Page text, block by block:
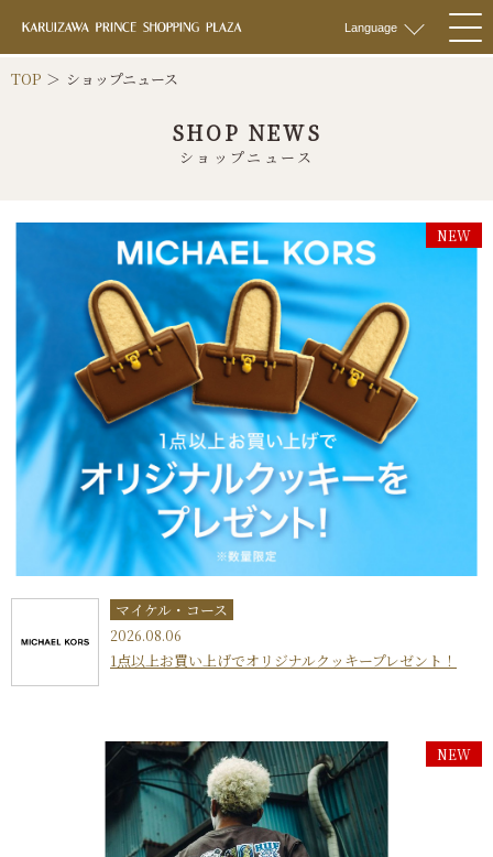
軽井沢 プリンス
Language
TOP ショップニュース
SHOP NEWS
ショップニュース
マイケル・コース
2026.08.06
1点以上お買い上げでオリジナルクッキープレゼント！
NEW
NEW